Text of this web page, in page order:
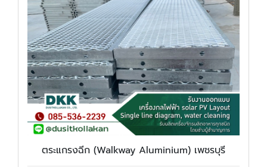
ตระแกรงฉีก (Walkway Aluminium) เพชรบุรี